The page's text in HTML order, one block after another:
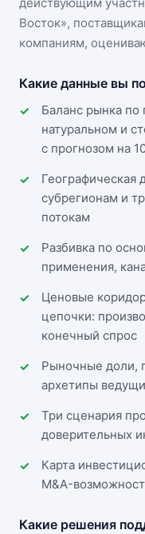
Восток»,
компаниям,
Какие данные вы
Баланс рынка по
натуральном и
с прогнозом на
Географическая
субрегионам и
потокам
Разбивка по
применения,
Ценовые
цепочки:
конечный спрос
Рыночные доли,
архетипы
Три сценария
доверительных
Карта
M&A-
Какие решения